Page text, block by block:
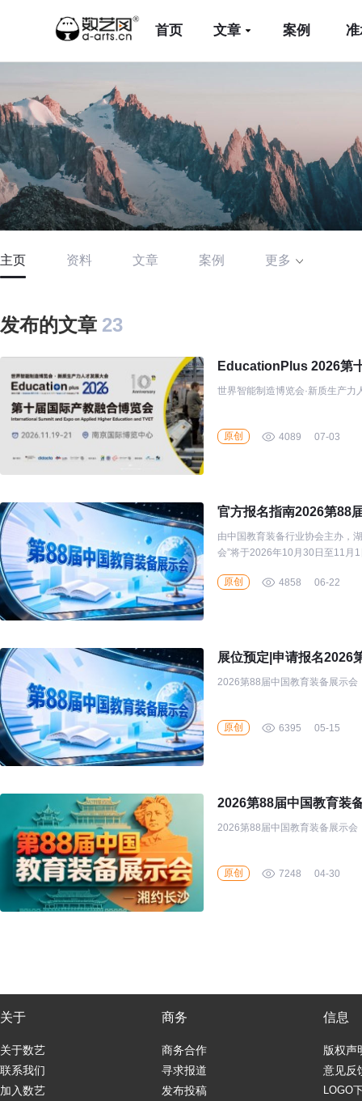
首页 文章 案例
主页 资料 文章 案例 更多
发布的文章 23
EducationPlus 2026第
世界智能制造博览会·新质生产
原创 4089 07-03
官方报名指南2026第88
由中国教育装备行业协会主办，
会”将于2026年10月30日至11月
您拨冗莅临星城长沙，共赴这场
原创 4858 06-22
展位预定|申请报名2026
2026第88届中国教育装备展示会
原创 6395 05-15
2026第88届中国教育装
2026第88届中国教育装备展示会
原创 7248 04-30
关于
关于数艺
联系我们
加入数艺
商务
商务合作
寻求报道
发布投稿
信息
版权声
意见反
LOGO